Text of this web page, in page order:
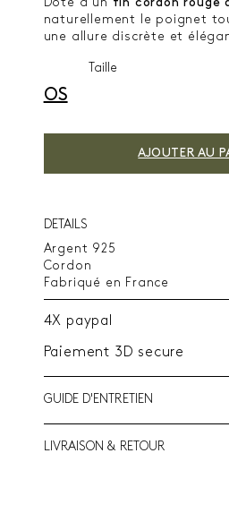
Doté d’un fin cordon rouge
naturellement le poignet
une allure discrète et
Taille
OS
AJOUTER AU
DETAILS
Argent 925
Cordon
Fabriqué en France
4X paypal
Paiement 3D secure
GUIDE D'ENTRETIEN
LIVRAISON & RETOUR